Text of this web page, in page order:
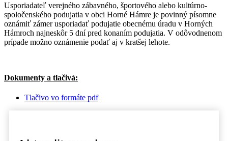
Usporiadateľ verejného zábavného, športového alebo kultúrno-
spoločenského podujatia v obci Horné Hámre je povinný písomne
oznámiť zámer usporiadať podujatie obecnému úradu v Horných
Hámroch najneskôr 5 dní pred konaním podujatia. V odôvodnenom
prípade možno oznámenie podať aj v kratšej lehote.
Dokumenty a tlačivá:
Tlačivo vo formáte pdf